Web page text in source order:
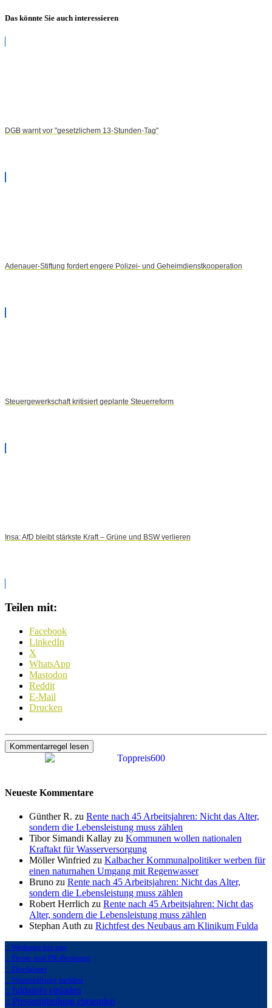
Das könnte Sie auch interessieren
DGB warnt vor "gesetzlichem 13-Stunden-Tag"
Adenauer-Stiftung fordert engere Polizei- und Geheimdienstkooperation
Steuergewerkschaft kritisiert geplante Steuerreform
Insa: AfD bleibt stärkste Kraft – Grüne und BSW verlieren
Teilen mit:
Facebook
LinkedIn
X
WhatsApp
Mastodon
Reddit
E-Mail
Drucken
Kommentarregel lesen
Neueste Kommentare
Günther R. zu Rente nach 45 Arbeitsjahren: Nicht das Alter,
sondern die Lebensleistung muss zählen
Tibor Simandi Kallay zu Kommunen wollen nationalen
Kraftakt für Wasserversorgung
Möller Winfried zu Kalbacher Kommunalpolitiker werben für
einen naturnahen Umgang mit Regenwasser
Bruno zu Rente nach 45 Arbeitsjahren: Nicht das Alter,
sondern die Lebensleistung muss zählen
Robert Herrlich zu Rente nach 45 Arbeitsjahren: Nicht das
Alter, sondern die Lebensleistung muss zählen
Stephan Auth zu Richtfest des Neubaus am Klinikum Fulda
:: Werbung bei uns
:: Presse und PR-Beratung
:: Disclaimer
:: Veranstaltung melden
:: fuldainfo einladen
:: Pressemitteilung einsenden